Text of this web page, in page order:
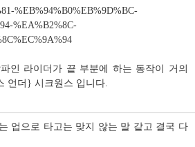
%EB%94%B0%EB%9D%BC-
%EA%B2%8C-
인 라이더가 끝 부분에 하는 동작이 거의
언더} 시크원스 입니다.
업으로 타고는 맞지 않는 말 같고 결국 다